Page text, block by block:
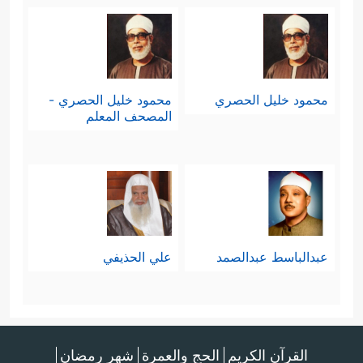
حولهم، وفي صدورهم؛ فتُعميهم
وتُصمّهم عن النور الذي أودَعَه الله في
هذا الكون نظامًا دالًّا على وحدانيَّته،
وتشريعًا دالًّا على كمال ألوهيَّته، وحكمته
ثانيًا: إنَّها مجتمعاتٌ ترفض الانصياع للحقِّ
إلا إذا كان يُحقِّقُ لها بعضَ المصالح
الآنيَّة، وهذا لا شكَّ مظهرٌ من مظاهر
إِذَا فَرِیقࣱ مِّنۡهُم مُّعۡرِضُونَ﴿٤٨﴾
وَإِن یَكُن لَّهُمُ ٱلۡحَقُّ
محمود خليل الحصري
محمود خليل الحصري -
المصحف المعلم
عبدالباسط عبدالصمد علي الحذيفي
القرآن الكريم الحج والعمرة شهر رمضان